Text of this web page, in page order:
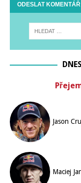
Jason
Maciej